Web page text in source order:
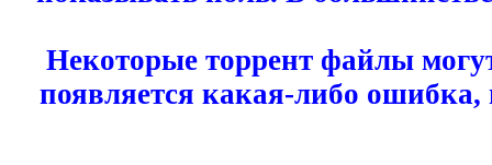
Некоторые торрент файлы
появляется какая-либо